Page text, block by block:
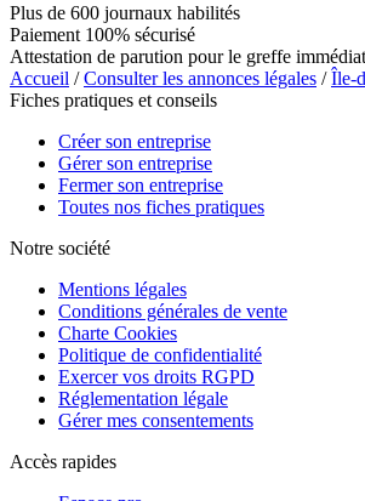
Plus de 600 journaux habilités
Paiement 100% sécurisé
Attestation de parution pour le greffe
Accueil /Consulter les annonces légales /Île-
Fiches pratiques et conseils
Créer son entreprise
Gérer son entreprise
Fermer son entreprise
Toutes nos fiches pratiques
Notre société
Mentions légales
Conditions générales de vente
Charte Cookies
Politique de confidentialité
Exercer vos droits RGPD
Réglementation légale
Gérer mes consentements
Accès rapides